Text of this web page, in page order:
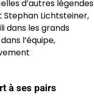
d’autres légendes
Stephan Lichtsteiner,
dans les grands
l’équipe,
à ses pairs